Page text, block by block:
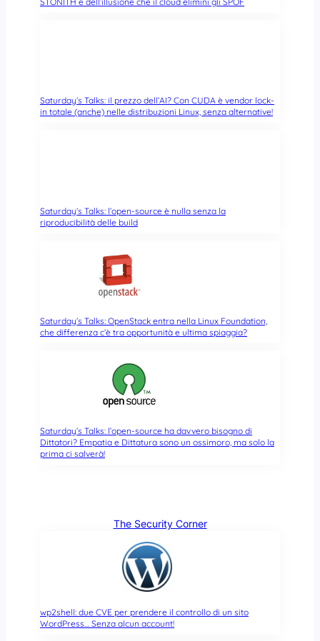
Saturday’s Talks: il prezzo dell’AI? Con CUDA è vendor lock-
in totale (anche) nelle distribuzioni Linux, senza alternative!
Saturday’s Talks: l’open-source è nulla senza la
riproducibilità delle build
Saturday’s Talks: OpenStack entra nella Linux Foundation,
che differenza c’è tra opportunità e ultima spiaggia?
Saturday’s Talks: l’open-source ha davvero bisogno di
Dittatori? Empatia e Dittatura sono un ossimoro, ma solo la
prima ci salverà!
The Security Corner
wp2shell: due CVE per prendere il controllo di un sito
WordPress… Senza alcun account!